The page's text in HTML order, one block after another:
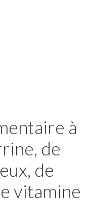
à
de
de
vitamine